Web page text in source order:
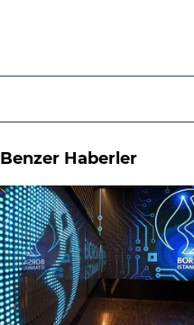
Benzer Haberler